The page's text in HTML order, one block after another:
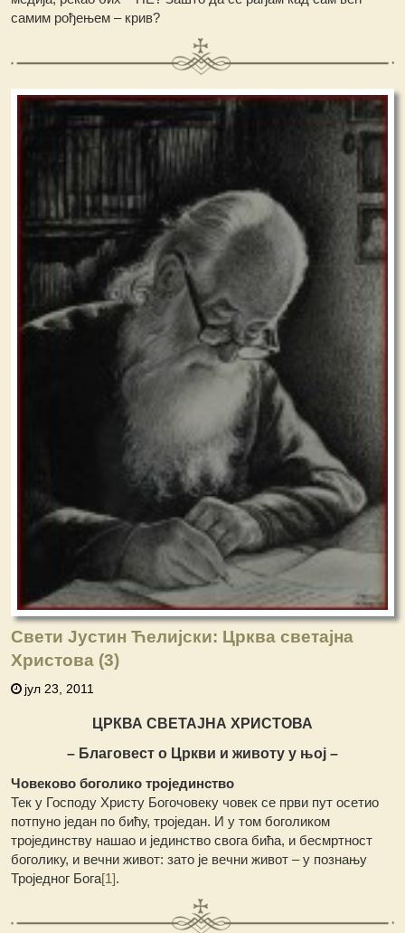
самим рођењем – крив?
Свети Јустин Ћелијски: Црква светајна
Христова (3)
јул 23, 2011
ЦРКВА СВЕТАЈНА ХРИСТОВА
– Благовест о Цркви и животу у њој –
Човеково боголико тројединство
Тек у Господу Христу Богочовеку човек се први пут осетио
потпуно један по бићу, троједан. И у том боголиком
тројединству нашао и јединство свога бића, и бесмртност
боголику, и вечни живот: зато је вечни живот – у познању
Троједног Бога[1].